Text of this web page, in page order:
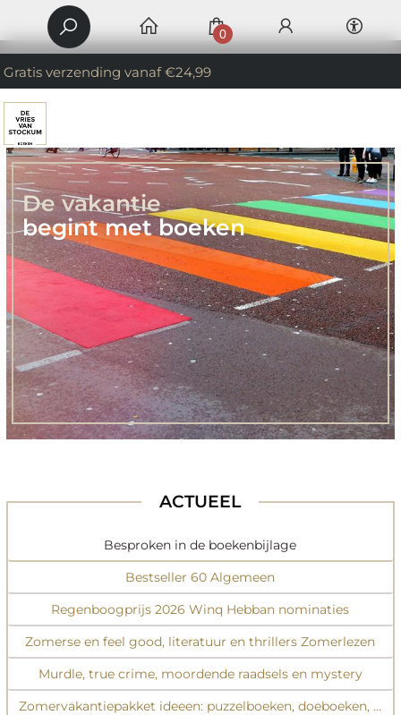
Gratis verzending vanaf €24,99
0
De vakantie
begint met boeken
ACTUEEL
Besproken in de boekenbijlage
Bestseller 60 Algemeen
Regenboogprijs 2026 Winq Hebban nominaties
Zomerse en feel good, literatuur en thrillers Zomerlezen
Murdle, true crime, moordende raadsels en mystery
Zomervakantiepakket ideeen: puzzelboeken, doeboeken,